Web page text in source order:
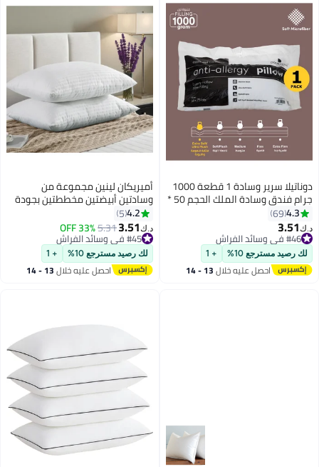
دوناتيلا سرير وسادة 1 قطعة 1000
جرام فندق وسادة الملك الحجم 50 *
75 سنتيمتر المضادة للحساسية
السرير وسادة لينة نحى ستوكات ،
أبيض
4.3
69
د.ك‏3.51
#46 في وسائد الفراش
#46 في وسائد الفراش
لك رصيد مسترجع 10% + 1
احصل عليه خلال 13 - 14
أميريكان لينين مجموعة من
وسادتين أبيضتين مخططتين بجودة
فندقية | ٤٦ × ٧٠ سم، وزن كل وسادة
متر مربع | وسائد لدعم الظهر
والرقبة والكتفين | ألياف دقيقة
ناعمة ورقيقة
4.2
5
د.ك‏3.51
5.31
33% OFF
#45 في وسائد الفراش
#45 في وسائد الفراش
لك رصيد مسترجع 10% + 1
احصل عليه خلال 13 - 14